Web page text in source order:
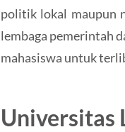
politik lokal maupun
lembaga pemerintah
mahasiswa untuk
Universitas